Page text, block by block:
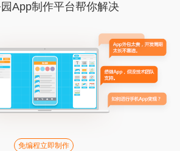
App制作平台帮你解决
免编程立即制作